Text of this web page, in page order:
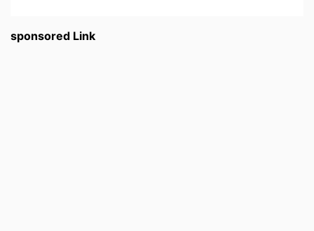
sponsored Link